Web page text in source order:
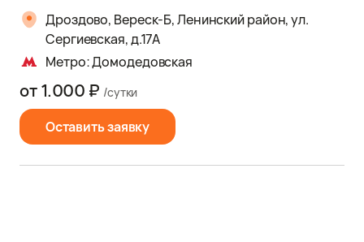
Дроздово, Вереск-Б, Ленинский район, ул.
Сергиевская, д.17А
Метро: Домодедовская
Оставить заявку
от 1.000 ₽ /сутки